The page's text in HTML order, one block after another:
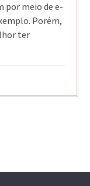
por meio de e-
Porém,
ter